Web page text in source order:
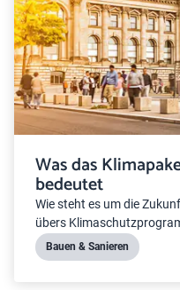
Was das
bedeutet
Wie steht es um die
übers
Bauen & Sanieren